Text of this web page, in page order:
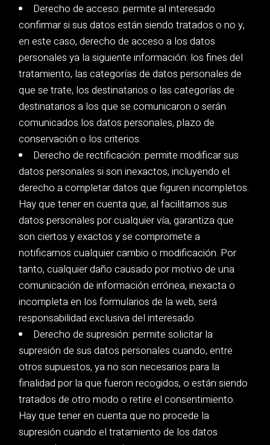
Derecho de acceso: permite al interesado
confirmar si sus datos están siendo tratados o no y,
en este caso, derecho de acceso a los datos
personales ya la siguiente información: los fines del
tratamiento, las categorías de datos personales de
que se trate, los destinatarios o las categorías de
destinatarios a los que se comunicaron o serán
comunicados los datos personales, plazo de
conservación o los criterios.
Derecho de rectificación: permite modificar sus
datos personales si son inexactos, incluyendo el
derecho a completar datos que figuren incompletos.
Hay que tener en cuenta que, al facilitarnos sus
datos personales por cualquier vía, garantiza que
son ciertos y exactos y se compromete a
notificarnos cualquier cambio o modificación. Por
tanto, cualquier daño causado por motivo de una
comunicación de información errónea, inexacta o
incompleta en los formularios de la web, será
responsabilidad exclusiva del interesado.
Derecho de supresión: permite solicitar la
supresión de sus datos personales cuando, entre
otros supuestos, ya no son necesarios para la
finalidad por la que fueron recogidos, o están siendo
tratados de otro modo o retire el consentimiento.
Hay que tener en cuenta que no procede la
supresión cuando el tratamiento de los datos